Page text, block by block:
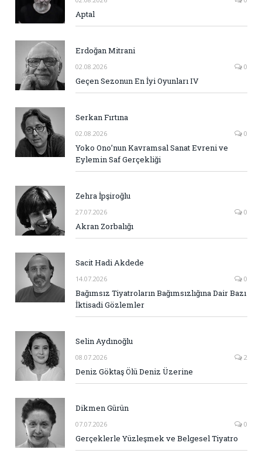
Aptal
Erdoğan Mitrani
02.08.2026 0
Geçen Sezonun En İyi Oyunları IV
Serkan Fırtına
02.08.2026 0
Yoko Ono’nun Kavramsal Sanat Evreni ve
Eylemin Saf Gerçekliği
Zehra İpşiroğlu
27.07.2026 0
Akran Zorbalığı
Sacit Hadi Akdede
14.07.2026 0
Bağımsız Tiyatroların Bağımsızlığına Dair Bazı
İktisadi Gözlemler
Selin Aydınoğlu
08.07.2026 2
Deniz Göktaş Ölü Deniz Üzerine
Dikmen Gürün
07.07.2026 0
Gerçeklerle Yüzleşmek ve Belgesel Tiyatro